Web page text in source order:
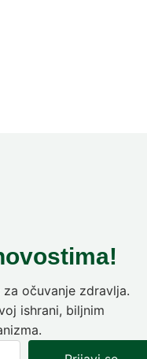
očuvanje zdravlja.
ishrani, biljnim